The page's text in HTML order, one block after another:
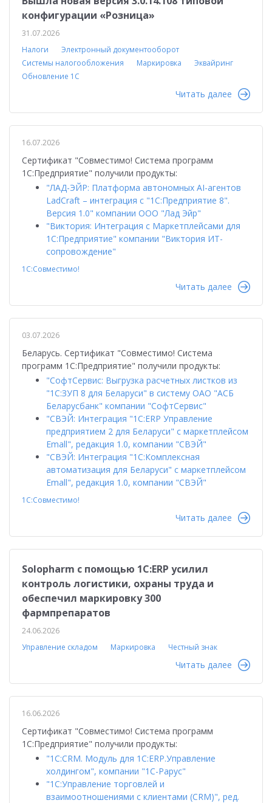
конфигурации «Розница»
31.07.2026
Налоги
Электронный документооборот
Системы налогообложения
Маркировка
Эквайринг
Обновление 1С
Читать далее
16.07.2026
Сертификат "Совместимо! Система программ
1С:Предприятие" получили продукты:
"ЛАД-ЭЙР: Платформа автономных AI-агентов
LadCraft – интеграция с "1С:Предприятие 8".
Версия 1.0" компании ООО "Лад Эйр"
"Виктория: Интеграция с Маркетплейсами для
1С:Предприятие" компании "Виктория ИТ-
сопровождение"
1С:Совместимо!
Читать далее
03.07.2026
Беларусь. Сертификат "Совместимо! Система
программ 1С:Предприятие" получили продукты:
"СофтСервис: Выгрузка расчетных листков из
"1С:ЗУП 8 для Беларуси" в систему ОАО "АСБ
Беларусбанк" компании "СофтСервис"
"СВЭЙ: Интеграция "1С:ERP Управление
предприятием 2 для Беларуси" с маркетплейсом
Emall", редакция 1.0, компании "СВЭЙ"
"СВЭЙ: Интеграция "1С:Комплексная
автоматизация для Беларуси" с маркетплейсом
Emall", редакция 1.0, компании "СВЭЙ"
1С:Совместимо!
Читать далее
Solopharm с помощью 1С:ERP усилил
контроль логистики, охраны труда и
обеспечил маркировку 300
фармпрепаратов
24.06.2026
Управление складом
Маркировка Честный знак
Читать далее
16.06.2026
Сертификат "Совместимо! Система программ
1С:Предприятие" получили продукты:
"1С:CRM. Модуль для 1С:ERP.Управление
холдингом", компании "1C-Рарус"
"1С:Управление торговлей и
взаимоотношениями с клиентами (CRM)", ред.